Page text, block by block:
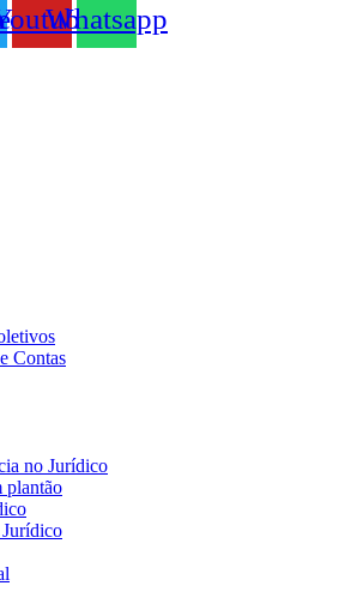
Whatsapp
Contas
no Jurídico
plantão